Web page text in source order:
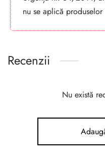
nu se aplică
Recenzii
Nu există